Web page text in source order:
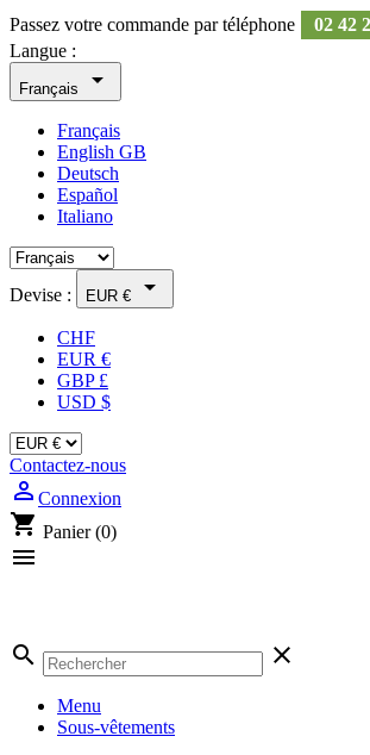
Passez votre commande par téléphone
02 42
Langue :
Français 
Français
English GB
Deutsch
Español
Italiano
Devise : EUR € 
CHF
EUR €
GBP £
USD $
Contactez-nous
person_outline Connexion
shopping_cart Panier (0)

search clear
Menu
Sous-vêtements